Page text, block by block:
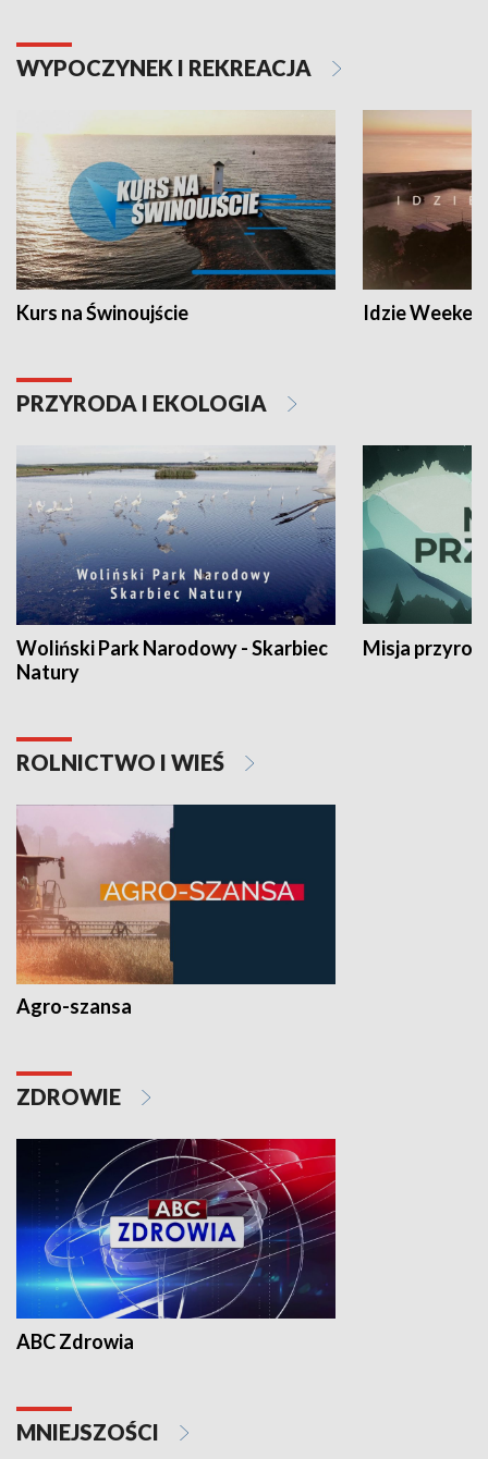
WYPOCZYNEK I REKREACJA
Kurs na Świnoujście Idzie
PRZYRODA I EKOLOGIA
Woliński Park Narodowy - Skarbiec
Natury
Misja
ROLNICTWO I WIEŚ
Agro-szansa
ZDROWIE
ABC Zdrowia
MNIEJSZOŚCI